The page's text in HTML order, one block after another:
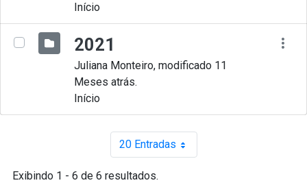
Início
2021
Juliana Monteiro, modificado 11
Meses atrás.
Início
20 EntradasPor página
Exibindo 1 - 6 de 6 resultados.